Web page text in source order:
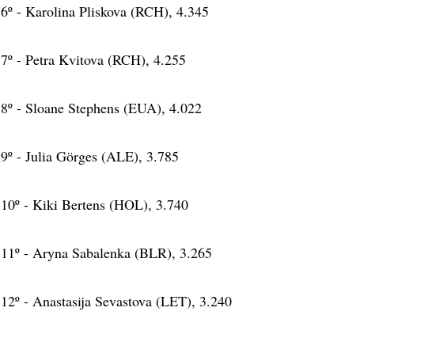
6º - Karolina Pliskova (RCH), 4.345
7º - Petra Kvitova (RCH), 4.255
8º - Sloane Stephens (EUA), 4.022
9º - Julia Görges (ALE), 3.785
10º - Kiki Bertens (HOL), 3.740
11º - Aryna Sabalenka (BLR), 3.265
12º - Anastasija Sevastova (LET), 3.240